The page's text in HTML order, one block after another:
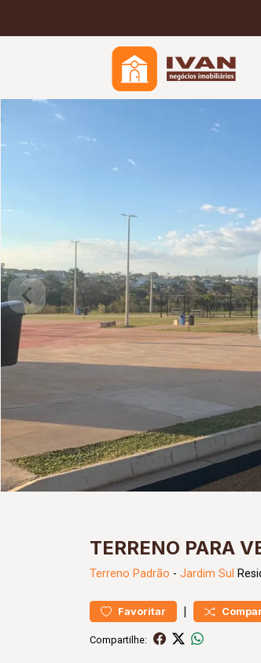
TERRENO PARA
Terreno Padrão - Jardim Sul
Favoritar |
Compartilhe: